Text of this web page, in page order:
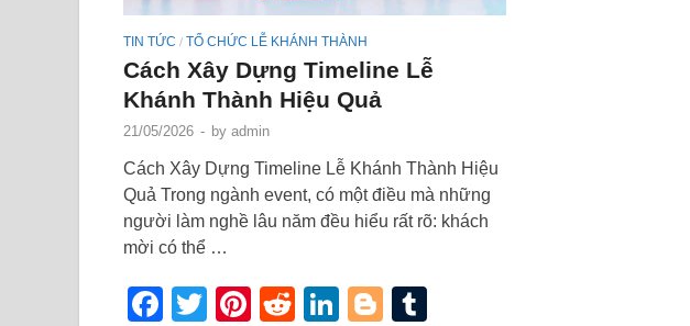
TIN TỨC / TỔ CHỨC LỄ KHÁNH THÀNH
Cách Xây Dựng Timeline Lễ
Khánh Thành Hiệu Quả
21/05/2026 - by admin
Cách Xây Dựng Timeline Lễ Khánh Thành Hiệu
Quả Trong ngành event, có một điều mà những
người làm nghề lâu năm đều hiểu rất rõ: khách
mời có thể …
Facebook
Twitter
Pinterest
RedditLinkedIn
Blogger